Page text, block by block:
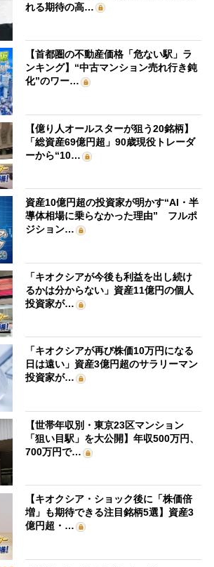
れる期待の高…
【首都圏の不動産価格「危ない駅」ラ
ンキング】“中古マンション売れ行き鈍
化”のワー…
【億り人オールスターが狙う20銘柄】
「総資産69億円超」90歳現役トレーダ
ーから“10…
資産10億円超の投資家が明かす“AI・半
導体相場に乗らなかった理由” フルポ
ジション…
「キオクシアが今後も利益を出し続け
るかは分からない」資産11億円の個人
投資家が…
「キオクシアが再び株価10万円になる
日は遠い」資産3億円超のサラリーマン
投資家が…
【世帯年収別・東京23区マンション
「狙い目駅」を大公開】年収500万円、
700万円で…
【キオクシア・ショック後に「株価倍
増」も期待できる注目銘柄5選】資産3
億円超・…